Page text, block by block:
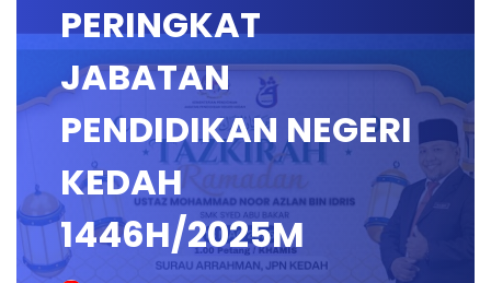
PERINGKAT
JABATAN
PENDIDIKAN NEGERI
KEDAH
1446H/2025M